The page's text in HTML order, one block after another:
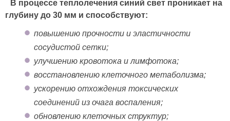
В процессе теплолечения синий свет проникает на
глубину до 30 мм и способствуют:
повышению прочности и эластичности
сосудистой сетки;
улучшению кровотока и лимфотока;
восстановлению клеточного метаболизма;
ускорению отхождения токсических
соединений из очага воспаления;
обновлению клеточных структур;